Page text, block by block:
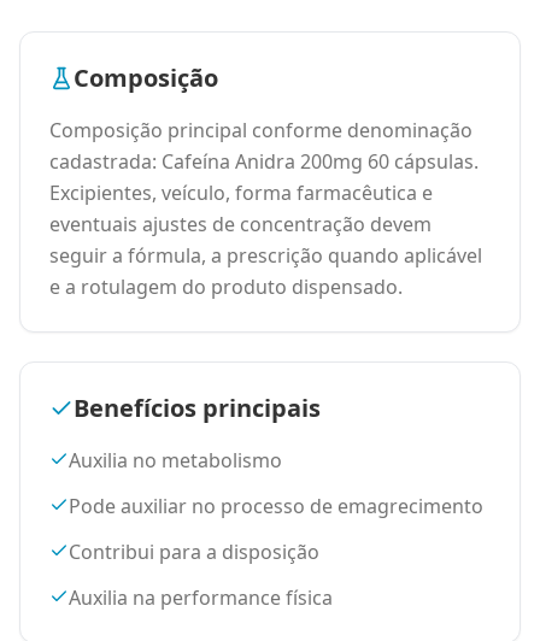
Composição
Composição principal conforme denominação
cadastrada: Cafeína Anidra 200mg 60 cápsulas.
Excipientes, veículo, forma farmacêutica e
eventuais ajustes de concentração devem
seguir a fórmula, a prescrição quando aplicável
e a rotulagem do produto dispensado.
Benefícios principais
Auxilia no metabolismo
Pode auxiliar no processo de emagrecimento
Contribui para a disposição
Auxilia na performance física